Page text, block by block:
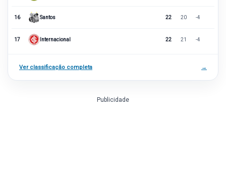
16 Santos 22 20 -4
17 Internacional 22 21 -4
Ver classificação completa →
Publicidade